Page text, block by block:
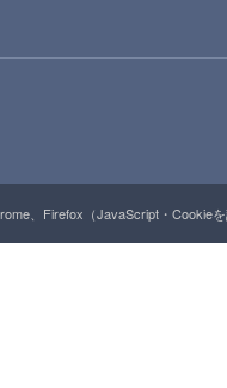
、Firefox（JavaScript・Cookie